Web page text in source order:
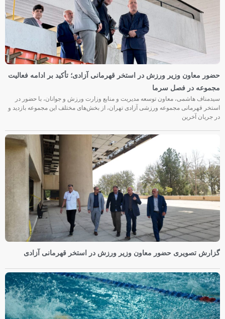
حضور معاون وزیر ورزش در استخر قهرمانی آزادی؛ تأکید بر ادامه فعالیت
مجموعه در فصل سرما
سیدمناف هاشمی، معاون توسعه مدیریت و منابع وزارت ورزش و جوانان، با حضور در
استخر قهرمانی مجموعه ورزشی آزادی تهران، از بخش‌های مختلف این مجموعه بازدید و
در جریان آخرین
گزارش تصویری حضور معاون وزیر ورزش در استخر قهرمانی آزادی